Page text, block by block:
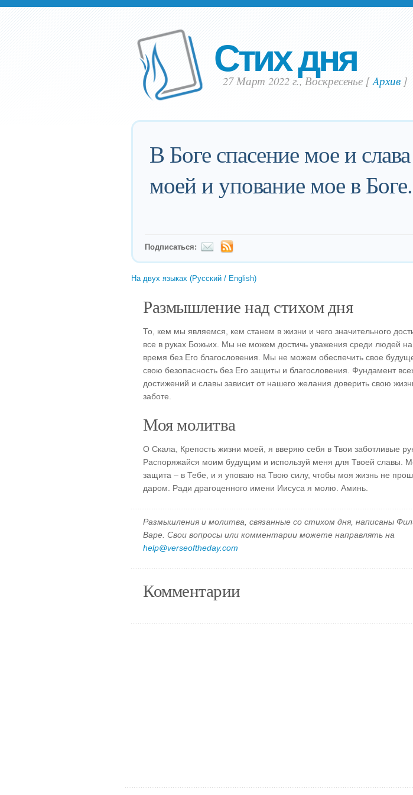
Стих дня
27 Март 2022 г., Воскресенье [Aрхив]
В Боге спасение мое и
моей и упование мое в Боге.
Подписаться:
На двух языках (Русский / English)
Размышление над стихом дня
То, кем мы являемся, кем станем в жизни и чего значительного
все в руках Божьих. Мы не можем достичь уважения среди людей на
время без Его благословения. Мы не можем обеспечить свое
свою безопасность без Его защиты и благословения. Фундамент
достижений и славы зависит от нашего желания доверить свою
заботе.
Моя молитва
О Скала, Крепость жизни моей, я вверяю себя в Твои заботливые
Распоряжайся моим будущим и используй меня для Твоей славы.
защита – в Тебе, и я уповаю на Твою силу, чтобы моя жизнь не
даром. Ради драгоценного имени Иисуса я молю. Аминь.
Размышления и молитва, связанные со стихом дня, написаны
Варе. Свои вопросы или комментарии можете направлять на
help@verseoftheday.com
Комментарии